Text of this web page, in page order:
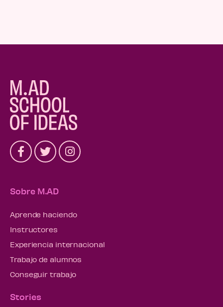
Sobre M.AD
Aprende haciendo
Instructores
Experiencia internacional
Trabajo de alumnos
Conseguir trabajo
Stories